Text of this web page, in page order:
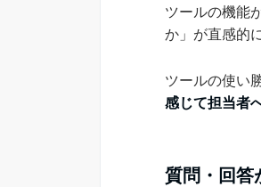
ツールの機能
か」が直感的
ツールの使い
感じて担当者
質問・回答